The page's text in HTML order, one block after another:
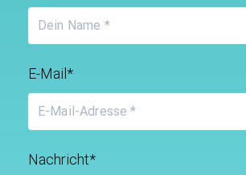
E-Mail*
Nachricht*